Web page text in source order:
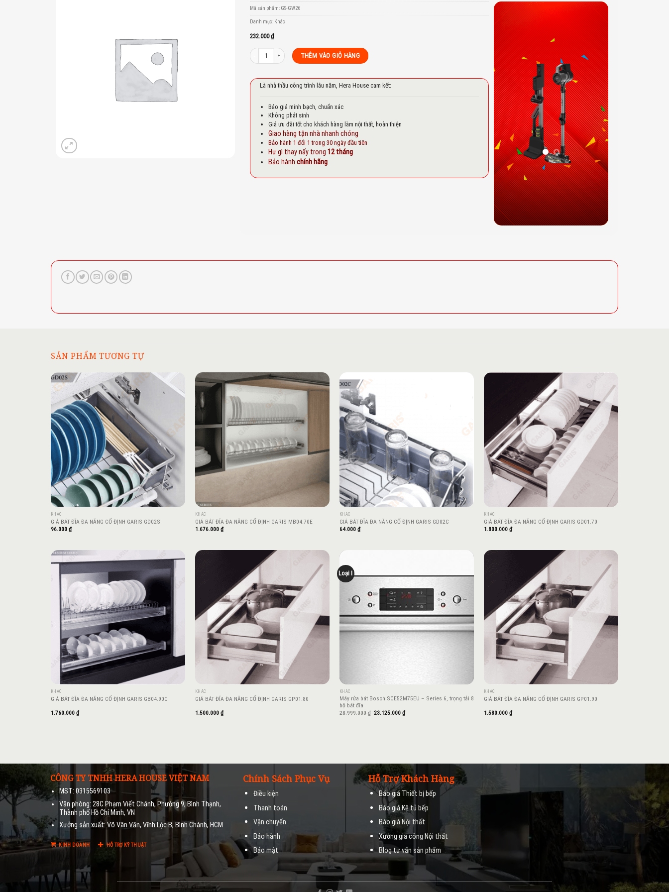
Mã sản phẩm: GS-GW26
Danh mục: Khác
232.000₫
PHỤ KIỆN TỦ QUẦN ÁO GARIS GW26 số lượng
THÊM VÀO GIỎ HÀNG
Là nhà thầu công trình lâu năm, Hera House cam kết:
Báo giá minh bạch, chuẩn xác
Không phát sinh
Giá ưu đãi tốt cho khách hàng làm nội thất, hoàn thiện
Giao hàng tận nhà nhanh chóng
Bảo hành 1 đổi 1 trong 30 ngày đầu tiên
Hư gì thay nấy trong 12 tháng
Bảo hành chính hãng
SẢN PHẨM TƯƠNG TỰ
Add to
KHÁC
GIÁ BÁT ĐĨA ĐA NĂNG CỐ ĐỊNH GARIS GD02S
96.000 ₫
KHÁC
GIÁ BÁT ĐĨA ĐA NĂNG CỐ ĐỊNH GARIS MB04.70E
1.676.000 ₫
KHÁC
GIÁ BÁT ĐĨA ĐA NĂNG CỐ ĐỊNH GARIS GD02C
64.000 ₫
Add to
wishlist
KHÁC
GIÁ BÁT ĐĨA ĐA NĂNG CỐ ĐỊNH GARIS GD01.70
1.800.000 ₫
wishlist
KHÁC
GIÁ BÁT ĐĨA ĐA NĂNG CỐ ĐỊNH GARIS GB04.90C
1.760.000 ₫
Add to
wishlist
KHÁC
GIÁ BÁT ĐĨA ĐA NĂNG CỐ ĐỊNH GARIS GP01.80
1.500.000 ₫
Loại I
wishlist
KHÁC
Máy rửa bát Bosch SCE52M75EU – Series 6, trọng tải 8
bộ bát đĩa
28.999.000₫ Giá
23.125.000₫Giá
hiện
Add to
wishlist
KHÁC
GIÁ BÁT ĐĨA ĐA NĂNG CỐ ĐỊNH GARIS GP01.90
1.580.000 ₫
CÔNG TY TNHH HERA HOUSE VIỆT NAM
MST: 0315569103
Văn phòng: 28C Phạm Viết Chánh, Phường 9, Bình Thạnh,
Thành phố Hồ Chí Minh, VN
Xưởng sản xuất: Võ Vân Văn, Vĩnh Lộc B, Bình Chánh, HCM
KINH DOANH HỖ TRỢ KỸ THUẬT
Chính Sách Phục Vụ
Điều kiện
Thanh toán
Vận chuyển
Bảo hành
Bảo mật
Hỗ Trợ Khách Hàng
Báo giá Thiết bị bếp
Báo giá Kệ tủ bếp
Báo giá Nội thất
Xưởng gia công Nội thất
Blog tư vấn sản phẩm